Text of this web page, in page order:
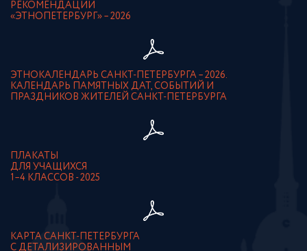
РЕКОМЕНДАЦИИ
«ЭТНОПЕТЕРБУРГ» – 2026
ЭТНОКАЛЕНДАРЬ САНКТ-ПЕТЕРБУРГА – 2026.
КАЛЕНДАРЬ ПАМЯТНЫХ ДАТ, СОБЫТИЙ И
ПРАЗДНИКОВ ЖИТЕЛЕЙ САНКТ-ПЕТЕРБУРГА
ПЛАКАТЫ
ДЛЯ УЧАЩИХСЯ
1–4 КЛАССОВ - 2025
КАРТА САНКТ-ПЕТЕРБУРГА
С ДЕТАЛИЗИРОВАННЫМ